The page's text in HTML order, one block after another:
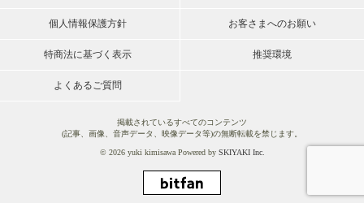
個人情報保護方針 お客さまへのお願い
特商法に基づく表示 推奨環境
よくあるご質問
掲載されているすべてのコンテンツ
(記事、画像、音声データ、映像データ等)の無断転載を禁じます。
© 2026 yuki kimisawa Powered by SKIYAKI Inc.